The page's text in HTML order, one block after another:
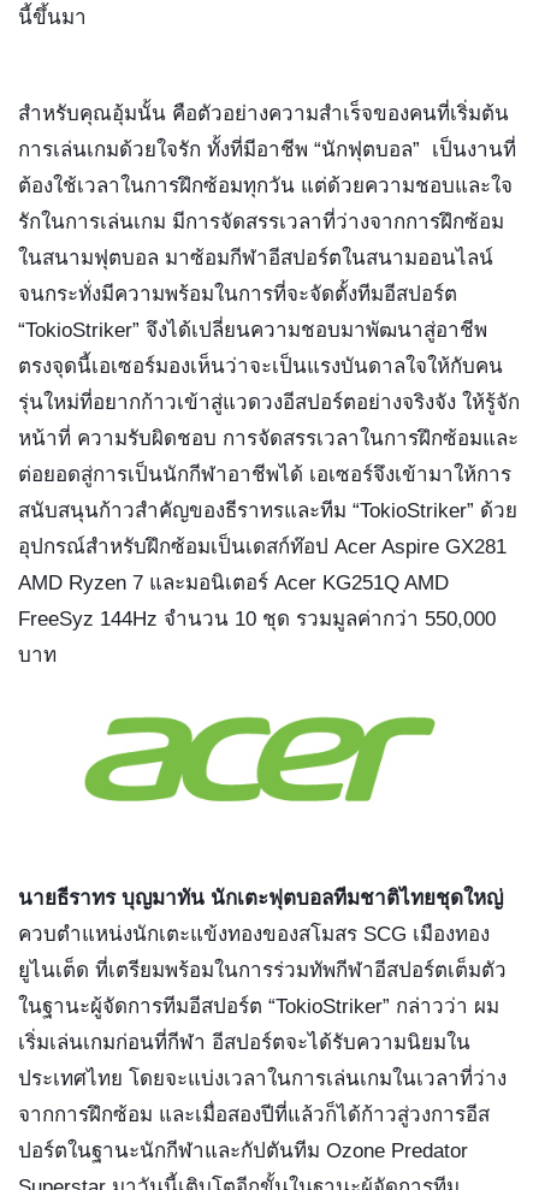
นี้ขึ้นมา
สำหรับคุณอุ้มนั้น คือตัวอย่างความสำเร็จของคนที่เริ่มต้น
การเล่นเกมด้วยใจรัก ทั้งที่มีอาชีพ “นักฟุตบอล”  เป็นงานที่
ต้องใช้เวลาในการฝึกซ้อมทุกวัน แต่ด้วยความชอบและใจ
รักในการเล่นเกม มีการจัดสรรเวลาที่ว่างจากการฝึกซ้อม
ในสนามฟุตบอล มาซ้อมกีฬาอีสปอร์ตในสนามออนไลน์
จนกระทั่งมีความพร้อมในการที่จะจัดตั้งทีมอีสปอร์ต
“TokioStriker” จึงได้เปลี่ยนความชอบมาพัฒนาสู่อาชีพ
ตรงจุดนี้เอเซอร์มองเห็นว่าจะเป็นแรงบันดาลใจให้กับคน
รุ่นใหม่ที่อยากก้าวเข้าสู่แวดวงอีสปอร์ตอย่างจริงจัง ให้รู้จัก
หน้าที่ ความรับผิดชอบ การจัดสรรเวลาในการฝึกซ้อมและ
ต่อยอดสู่การเป็นนักกีฬาอาชีพได้ เอเซอร์จึงเข้ามาให้การ
สนับสนุนก้าวสำคัญของธีราทรและทีม “TokioStriker” ด้วย
อุปกรณ์สำหรับฝึกซ้อมเป็นเดสก์ท๊อป Acer Aspire GX281
AMD Ryzen 7 และมอนิเตอร์ Acer KG251Q AMD
FreeSyz 144Hz จำนวน 10 ชุด รวมมูลค่ากว่า 550,000
บาท
นายธีราทร บุญมาทัน นักเตะฟุตบอลทีมชาติไทยชุดใหญ่
ควบตำแหน่งนักเตะแข้งทองของสโมสร SCG เมืองทอง
ยูไนเต็ด ที่เตรียมพร้อมในการร่วมทัพกีฬาอีสปอร์ตเต็มตัว
ในฐานะผู้จัดการทีมอีสปอร์ต “TokioStriker” กล่าวว่า ผม
เริ่มเล่นเกมก่อนที่กีฬา อีสปอร์ตจะได้รับความนิยมใน
ประเทศไทย โดยจะแบ่งเวลาในการเล่นเกมในเวลาที่ว่าง
จากการฝึกซ้อม และเมื่อสองปีที่แล้วก็ได้ก้าวสู่วงการอีส
ปอร์ตในฐานะนักกีฬาและกัปตันทีม Ozone Predator